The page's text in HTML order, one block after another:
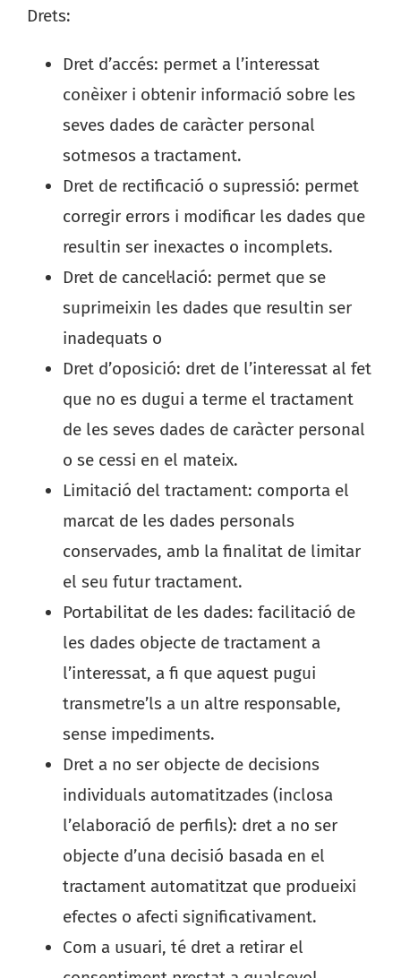
Drets:
Dret d’accés: permet a l’interessat
conèixer i obtenir informació sobre les
seves dades de caràcter personal
sotmesos a tractament.
Dret de rectificació o supressió: permet
corregir errors i modificar les dades que
resultin ser inexactes o incomplets.
Dret de cancel·lació: permet que se
suprimeixin les dades que resultin ser
inadequats o
Dret d’oposició: dret de l’interessat al fet
que no es dugui a terme el tractament
de les seves dades de caràcter personal
o se cessi en el mateix.
Limitació del tractament: comporta el
marcat de les dades personals
conservades, amb la finalitat de limitar
el seu futur tractament.
Portabilitat de les dades: facilitació de
les dades objecte de tractament a
l’interessat, a fi que aquest pugui
transmetre’ls a un altre responsable,
sense impediments.
Dret a no ser objecte de decisions
individuals automatitzades (inclosa
l’elaboració de perfils): dret a no ser
objecte d’una decisió basada en el
tractament automatitzat que produeixi
efectes o afecti significativament.
Com a usuari, té dret a retirar el